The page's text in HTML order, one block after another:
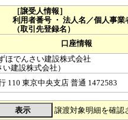
［譲受人情報］
利用者番号 ・ 法人名／個人事業
（取引先登録名）
口座情報
ほでんさい建設株式会社
い建設株式会社）
110 東京中央支店 普通 1472583
譲渡対象明細を確認